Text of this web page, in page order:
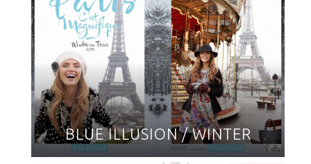
BLUE ILLUSION / WINTER